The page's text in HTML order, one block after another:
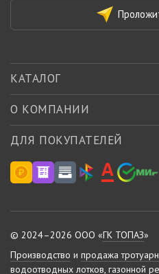
КАТАЛОГ
О КОМПАНИИ
ДЛЯ ПОКУПАТЕЛЕЙ
© 2024–2026 ООО «ГК ТОПАЗ»
Производство и продажа
водоотводных лотков, газонной